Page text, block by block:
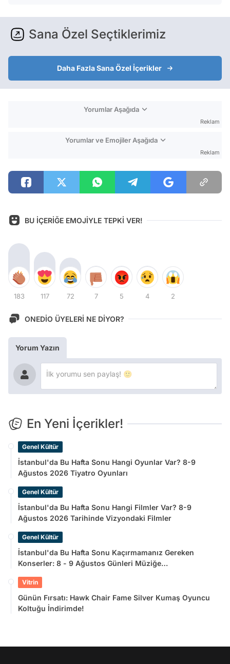
Sana Özel Seçtiklerimiz
Daha Fazla Sana Özel İçerikler
Yorumlar Aşağıda
Reklam
Yorumlar ve Emojiler Aşağıda
Reklam
BU İÇERİĞE EMOJİYLE TEPKİ VER!
183 117 72 7 5 4 2
ONEDİO ÜYELERİ NE DİYOR?
Yorum Yazın
En Yeni İçerikler!
Genel Kültür
İstanbul'da Bu Hafta Sonu Hangi Oyunlar Var? 8-9
Ağustos 2026 Tiyatro Oyunları
Genel Kültür
İstanbul'da Bu Hafta Sonu Hangi Filmler Var? 8-9
Ağustos 2026 Tarihinde Vizyondaki Filmler
Genel Kültür
İstanbul'da Bu Hafta Sonu Kaçırmamanız Gereken
Konserler: 8 - 9 Ağustos Günleri Müziğe
Vitrin
Günün Fırsatı: Hawk Chair Fame Silver Kumaş Oyuncu
Koltuğu İndirimde!